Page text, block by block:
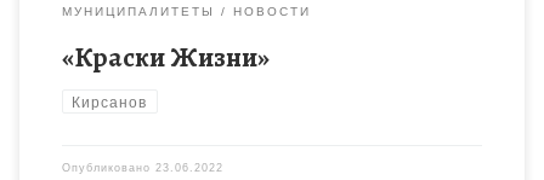
МУНИЦИПАЛИТЕТЫ НОВОСТИ
«Краски Жизни»
Кирсанов
Опубликовано 23.06.2022